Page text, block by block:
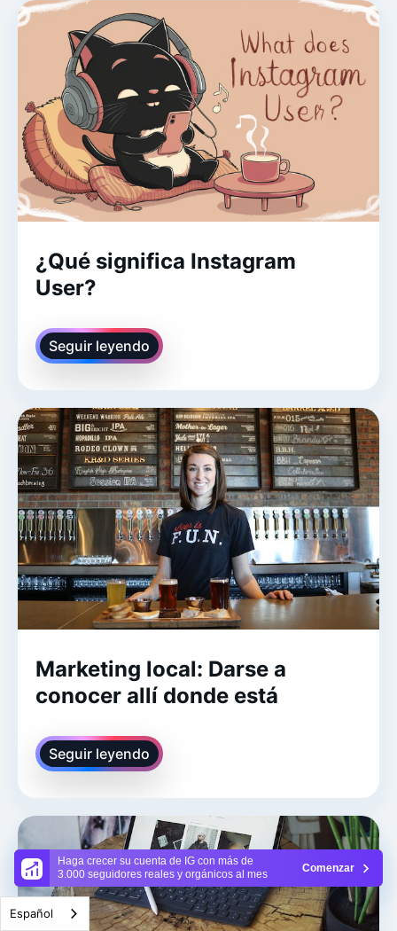
Haga crecer su cuenta de IG con más de
3.000 seguidores reales y orgánicos al mes
Comenzar
¿Qué significa Instagram
User?
Seguir leyendo
Marketing local: Darse a
conocer allí donde está
Seguir leyendo
Español